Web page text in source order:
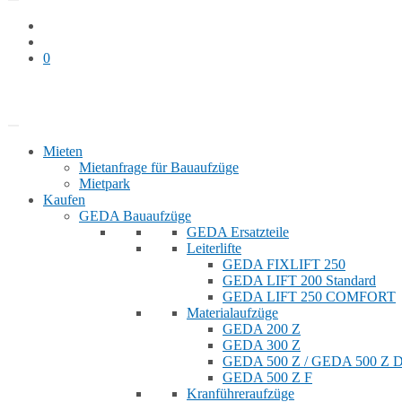
0
Mieten
Mietanfrage für Bauaufzüge
Mietpark
Kaufen
GEDA Bauaufzüge
GEDA Ersatzteile
Leiterlifte
GEDA FIXLIFT 250
GEDA LIFT 200 Standard
GEDA LIFT 250 COMFORT
Materialaufzüge
GEDA 200 Z
GEDA 300 Z
GEDA 500 Z / GEDA 500 Z
GEDA 500 Z F
Kranführeraufzüge